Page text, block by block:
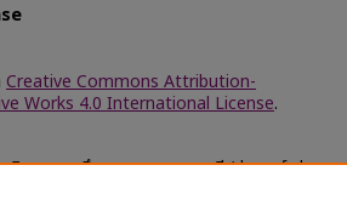
Creative Commons Attribution-
Works 4.0 International License.
ดทางการศึกษาของพระเทพเวที (ประยุทธ์ ปยุตฺ